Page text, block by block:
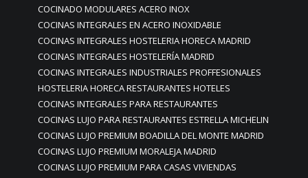
COCINADO MODULARES ACERO INOX
COCINAS INTEGRALES EN ACERO INOXIDABLE
COCINAS INTEGRALES HOSTELERIA HORECA MADRID
COCINAS INTEGRALES HOSTELERÍA MADRID
COCINAS INTEGRALES INDUSTRIALES PROFFESIONALES
HOSTELERIA HORECA RESTAURANTES HOTELES
COCINAS INTEGRALES PARA RESTAURANTES
COCINAS LUJO PARA RESTAURANTES ESTRELLA MICHELIN
COCINAS LUJO PREMIUM BOADILLA DEL MONTE MADRID
COCINAS LUJO PREMIUM MORALEJA MADRID
COCINAS LUJO PREMIUM PARA CASAS VIVIENDAS